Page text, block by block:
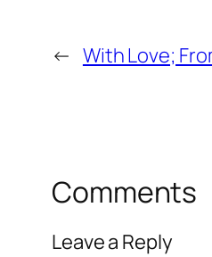
← With Love;
Comments
Leave a Reply